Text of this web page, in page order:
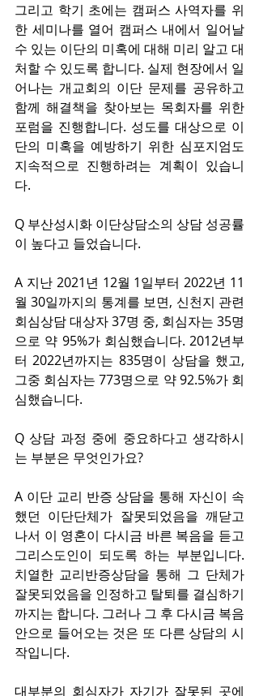
그리고 학기 초에는 캠퍼스 사역자를 위
한 세미나를 열어 캠퍼스 내에서 일어날
수 있는 이단의 미혹에 대해 미리 알고 대
처할 수 있도록 합니다. 실제 현장에서 일
어나는 개교회의 이단 문제를 공유하고
함께 해결책을 찾아보는 목회자를 위한
포럼을 진행합니다. 성도를 대상으로 이
단의 미혹을 예방하기 위한 심포지엄도
지속적으로 진행하려는 계획이 있습니
다.
Q 부산성시화 이단상담소의 상담 성공률
이 높다고 들었습니다.
A 지난 2021년 12월 1일부터 2022년 11
월 30일까지의 통계를 보면, 신천지 관련
회심상담 대상자 37명 중, 회심자는 35명
으로 약 95%가 회심했습니다. 2012년부
터 2022년까지는 835명이 상담을 했고,
그중 회심자는 773명으로 약 92.5%가 회
심했습니다.
Q 상담 과정 중에 중요하다고 생각하시
는 부분은 무엇인가요?
A 이단 교리 반증 상담을 통해 자신이 속
했던 이단단체가 잘못되었음을 깨닫고
나서 이 영혼이 다시금 바른 복음을 듣고
그리스도인이 되도록 하는 부분입니다.
치열한 교리반증상담을 통해 그 단체가
잘못되었음을 인정하고 탈퇴를 결심하기
까지는 합니다. 그러나 그 후 다시금 복음
안으로 들어오는 것은 또 다른 상담의 시
작입니다.
대부분의 회심자가 자기가 잘못된 곳에